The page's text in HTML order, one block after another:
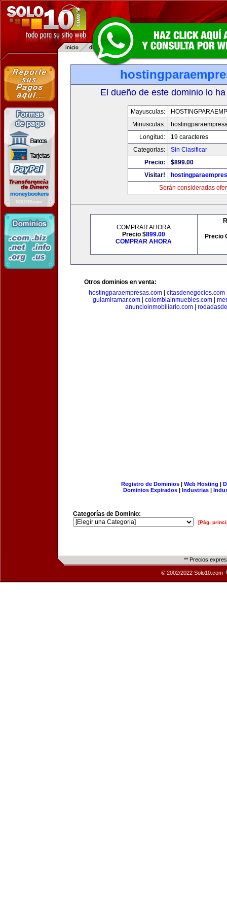
El dueño de este dominio lo
Mayusculas:
Minusculas:
Longitud:
19 caracteres
Categorias:
Sin Clasificar
Precio:
$899.00
Visitar!
Serán consideradas
COMPRAR AHORA
Precio $899.00
COMPRAR AHORA
Precio
Otros dominios en venta:
hostingparaempresas.com| citasdenegocios.com
guiamiramar.com| colombiainmuebles.com|
anuncioinmobiliario.com
Registro de Dominios| Web Hosting |
Dominios Expirados | Industrias |
Categorías de Dominio:
[Pág.
** Precios
© 2002/2022 Solo10.com